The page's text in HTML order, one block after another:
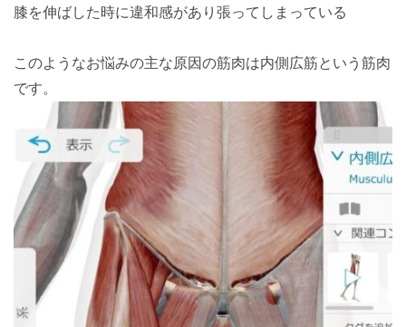
膝を伸ばした時に違和感があり張ってしまっている
このようなお悩みの主な原因の筋肉は内側広筋という筋肉
です。